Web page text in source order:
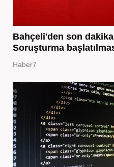
Bahçeli'den son
Soruşturma
Haber7